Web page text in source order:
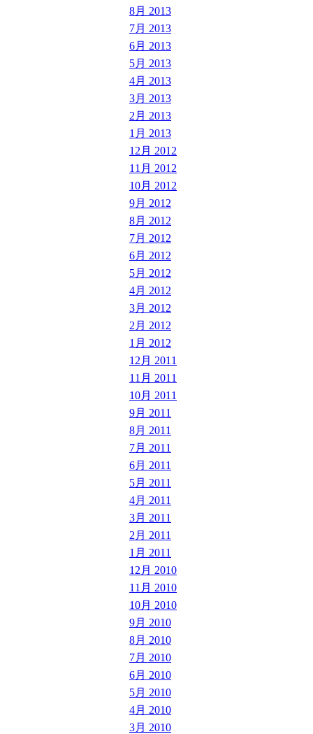
8月 2013
7月 2013
6月 2013
5月 2013
4月 2013
3月 2013
2月 2013
1月 2013
12月 2012
11月 2012
10月 2012
9月 2012
8月 2012
7月 2012
6月 2012
5月 2012
4月 2012
3月 2012
2月 2012
1月 2012
12月 2011
11月 2011
10月 2011
9月 2011
8月 2011
7月 2011
6月 2011
5月 2011
4月 2011
3月 2011
2月 2011
1月 2011
12月 2010
11月 2010
10月 2010
9月 2010
8月 2010
7月 2010
6月 2010
5月 2010
4月 2010
3月 2010